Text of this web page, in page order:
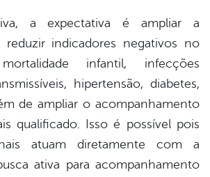
a expectativa é ampliar a
reduzir indicadores negativos no
infantil, infecções
hipertensão, diabetes,
de ampliar o acompanhamento
qualificado. Isso é possível pois
atuam diretamente com a
ativa para acompanhamento